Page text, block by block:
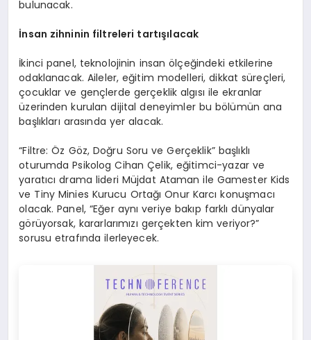
bulunacak.
İnsan zihninin filtreleri tartışılacak
İkinci panel, teknolojinin insan ölçeğindeki etkilerine
odaklanacak. Aileler, eğitim modelleri, dikkat süreçleri,
çocuklar ve gençlerde gerçeklik algısı ile ekranlar
üzerinden kurulan dijital deneyimler bu bölümün ana
başlıkları arasında yer alacak.
“Filtre: Öz Göz, Doğru Soru ve Gerçeklik” başlıklı
oturumda Psikolog Cihan Çelik, eğitimci-yazar ve
yaratıcı drama lideri Müjdat Ataman ile Gamester Kids
ve Tiny Minies Kurucu Ortağı Onur Karcı konuşmacı
olacak. Panel, “Eğer aynı veriye bakıp farklı dünyalar
görüyorsak, kararlarımızı gerçekten kim veriyor?”
sorusu etrafında ilerleyecek.